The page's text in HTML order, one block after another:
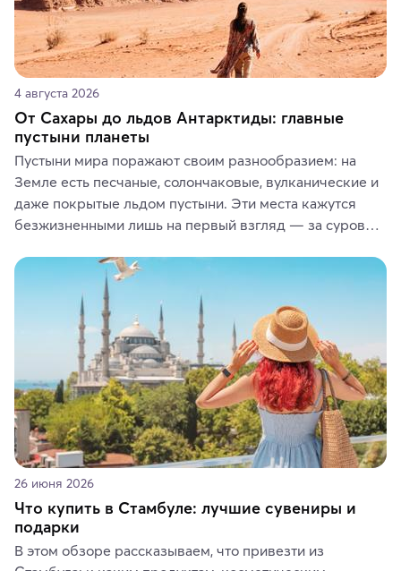
4 августа 2026
От Сахары до льдов Антарктиды: главные
пустыни планеты
Пустыни мира поражают своим разнообразием: на
Земле есть песчаные, солончаковые, вулканические и
даже покрытые льдом пустыни. Эти места кажутся
безжизненными лишь на первый взгляд — за суровой
животные и маршруты, которые дарят одни из самых
ярких впечатлений от путешествий.
26 июня 2026
Что купить в Стамбуле: лучшие сувениры и
подарки
В этом обзоре рассказываем, что привезти из